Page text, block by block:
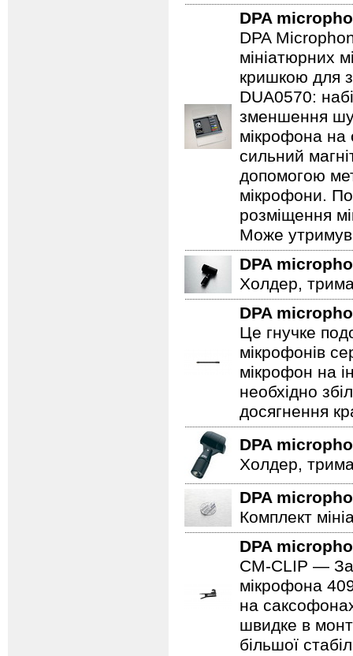
DPA
DPA
мініатюрних
кришкою для
DUA0570:
зменшення
мікрофона на
сильний
допомогою
мікрофони.
розміщення
Може
DPA
Холдер,
DPA
Це гнучке
мікрофонів
мікрофон на
необхідно
досягнення
DPA
Холдер,
DPA
Комплект
DPA
CM-CLIP —
мікрофона
на
швидке в
більшої